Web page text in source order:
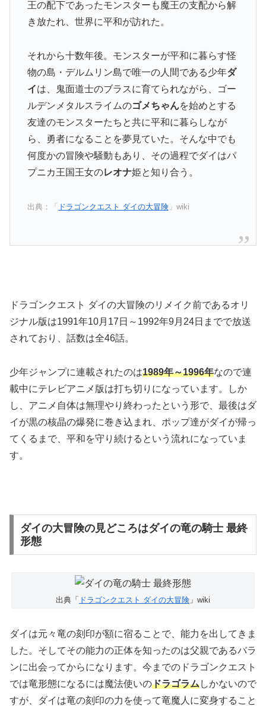
王の配下であったモンスターも魔王の支配から解
き放たれ、世界に平和が訪れた。
それから十数年後。モンスターが平和に暮らす怪
物の島・デルムリン島で唯一の人間である少年ダ
イは、鬼面道士のブラスに育てられながら、ゴー
ルデンメタルスライムのゴメちゃんを始めとする
友達のモンスターたちと共に平和に暮らしなが
ら、勇者になることを夢見ていた。そんな中でも
何度かの冒険や騒動もあり、その過程でダイはパ
プニカ王国王女のレオナ姫と知り合う。
出典：「 ドラゴンクエスト ダイの大冒険」wiki
ドラゴンクエスト ダイの大冒険のリメイク前であるオリ
ジナル版は1991年10月17日～1992年9月24日までで放送
されており、話数は全46話。
少年ジャンプに連載されたのは1989年～1996年なので連
載中にテレビアニメ版は打ち切りになっています。しか
し、アニメ自体は無理やり終わったという形で、最後はダ
イが黒の核晶の爆発に巻き込まれ、ポップ達がダイが帰っ
てくるまで、平和を守り続けるという流れになっていま
す。
ダイの大冒険の見どころはダイの竜の騎士 最終
形態
出典「 ドラゴンクエスト ダイの大冒険 」wiki
ダイは元々竜の刻印が額に宿ることで、能力を出してきま
した。そしてその能力の正体を知ったのは父親であるバラ
ンに出会ってからになります。今までのドラゴンクエスト
では竜形態になるには魔法使いのドラゴラムしかないので
すが、ダイは竜の刻印の力を使って竜魔人に変身すること